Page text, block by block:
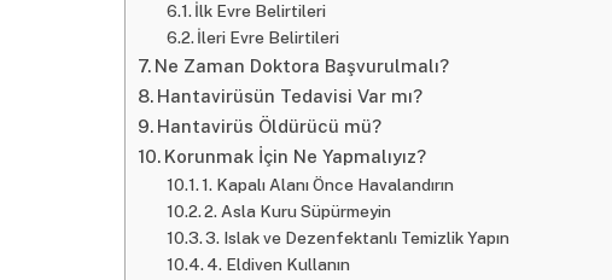
İlk Evre Belirtileri
İleri Evre Belirtileri
Ne Zaman Doktora Başvurulmalı?
Hantavirüsün Tedavisi Var mı?
Hantavirüs Öldürücü mü?
Korunmak İçin Ne Yapmalıyız?
1. Kapalı Alanı Önce Havalandırın
2. Asla Kuru Süpürmeyin
3. Islak ve Dezenfektanlı Temizlik Yapın
4. Eldiven Kullanın